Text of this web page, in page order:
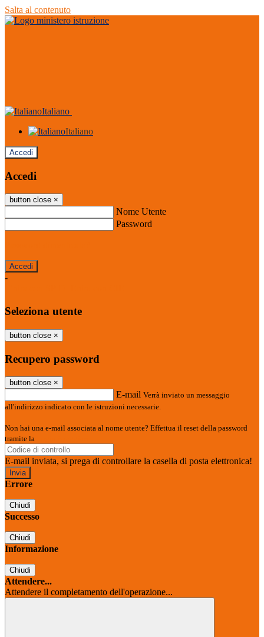
Salta al contenuto
Italiano
Italiano
Accedi
Accedi
button close ×
Nome Utente
Password
-
Seleziona utente
button close ×
Recupero password
button close ×
E-mail Verrà inviato un messaggio
all'indirizzo indicato con le istruzioni necessarie.
Non hai una e-mail associata al nome utente? Effettua il reset della password
tramite la
E-mail inviata, si prega di controllare la casella di posta elettronica!
Errore
Chiudi
Successo
Chiudi
Informazione
Chiudi
Attendere...
Attendere il completamento dell'operazione...